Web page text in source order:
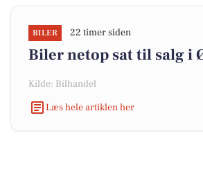
BILER 22 timer siden
Biler netop sat til salg i
Kilde: Bilhandel
Læs hele artiklen her